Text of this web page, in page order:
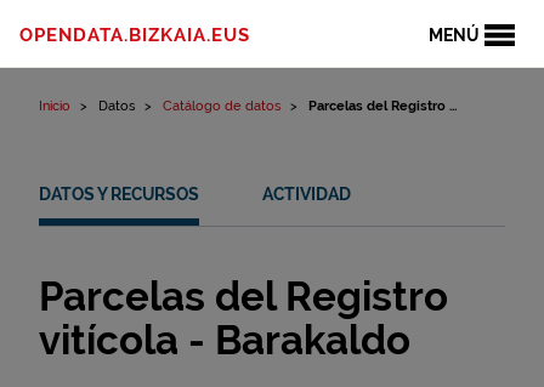
MENÚ
OPENDATA.BIZKAIA.EUS
Inicio Datos Catálogo de datos Parcelas del Registro ...
DATOS Y RECURSOS ACTIVIDAD
Parcelas del Registro
vitícola - Barakaldo